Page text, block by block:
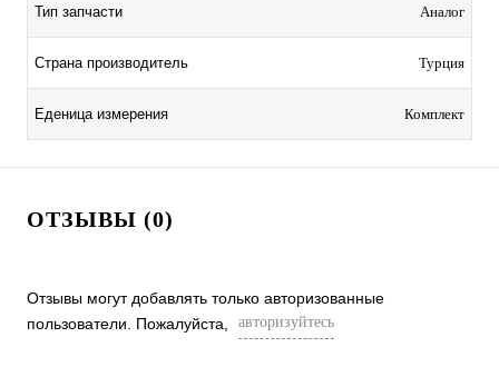
Тип запчасти Аналог
Страна производитель Турция
Еденица измерения Комплект
ОТЗЫВЫ (0)
Отзывы могут добавлять только авторизованные
пользователи. Пожалуйста,
авторизуйтесь